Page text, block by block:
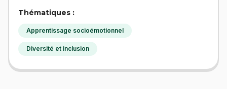
Thématiques :
Apprentissage socioémotionnel
Diversité et inclusion